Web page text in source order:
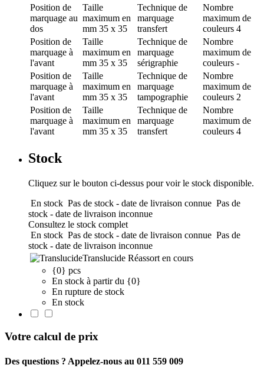
Position de
marquage au
dos
Taille
maximum en
mm 35 x 35
Technique de
marquage
transfert
Nombre
maximum de
couleurs 4
Position de
marquage à
l'avant
Taille
maximum en
mm 35 x 35
Technique de
marquage
sérigraphie
Nombre
maximum de
couleurs -
Position de
marquage à
l'avant
Taille
maximum en
mm 35 x 35
Technique de
marquage
tampographie
Nombre
maximum de
couleurs 2
Position de
marquage à
l'avant
Taille
maximum en
mm 35 x 35
Technique de
marquage
transfert
Nombre
maximum de
couleurs 4
Stock
Cliquez sur le bouton ci-dessus pour voir le stock disponible.
En stock Pas de stock - date de livraison connue Pas de
stock - date de livraison inconnue
Consultez le stock complet
En stock Pas de stock - date de livraison connue Pas de
stock - date de livraison inconnue
Translucide Réassort en cours
{0} pcs
En stock à partir du {0}
En rupture de stock
En stock
Votre calcul de prix
Des questions ? Appelez-nous au 011 559 009